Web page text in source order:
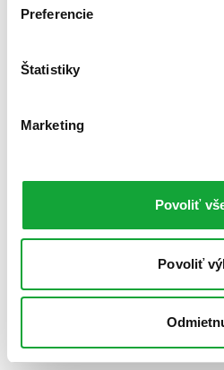
Preferencie
Štatistiky
Marketing
Povoliť
Povoliť